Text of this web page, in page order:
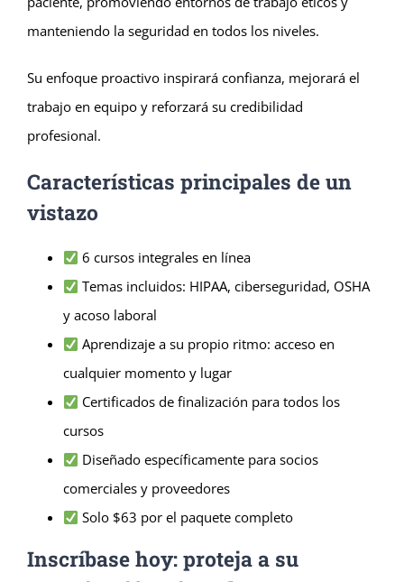
manteniendo la seguridad en todos los niveles.
Su enfoque proactivo inspirará confianza, mejorará el
trabajo en equipo y reforzará su credibilidad
profesional.
Características principales de un
vistazo
6 cursos integrales en línea
Temas incluidos: HIPAA, ciberseguridad, OSHA
y acoso laboral
Aprendizaje a su propio ritmo: acceso en
cualquier momento y lugar
Certificados de finalización para todos los
cursos
Diseñado específicamente para socios
comerciales y proveedores
Solo $63 por el paquete completo
Inscríbase hoy: proteja a su